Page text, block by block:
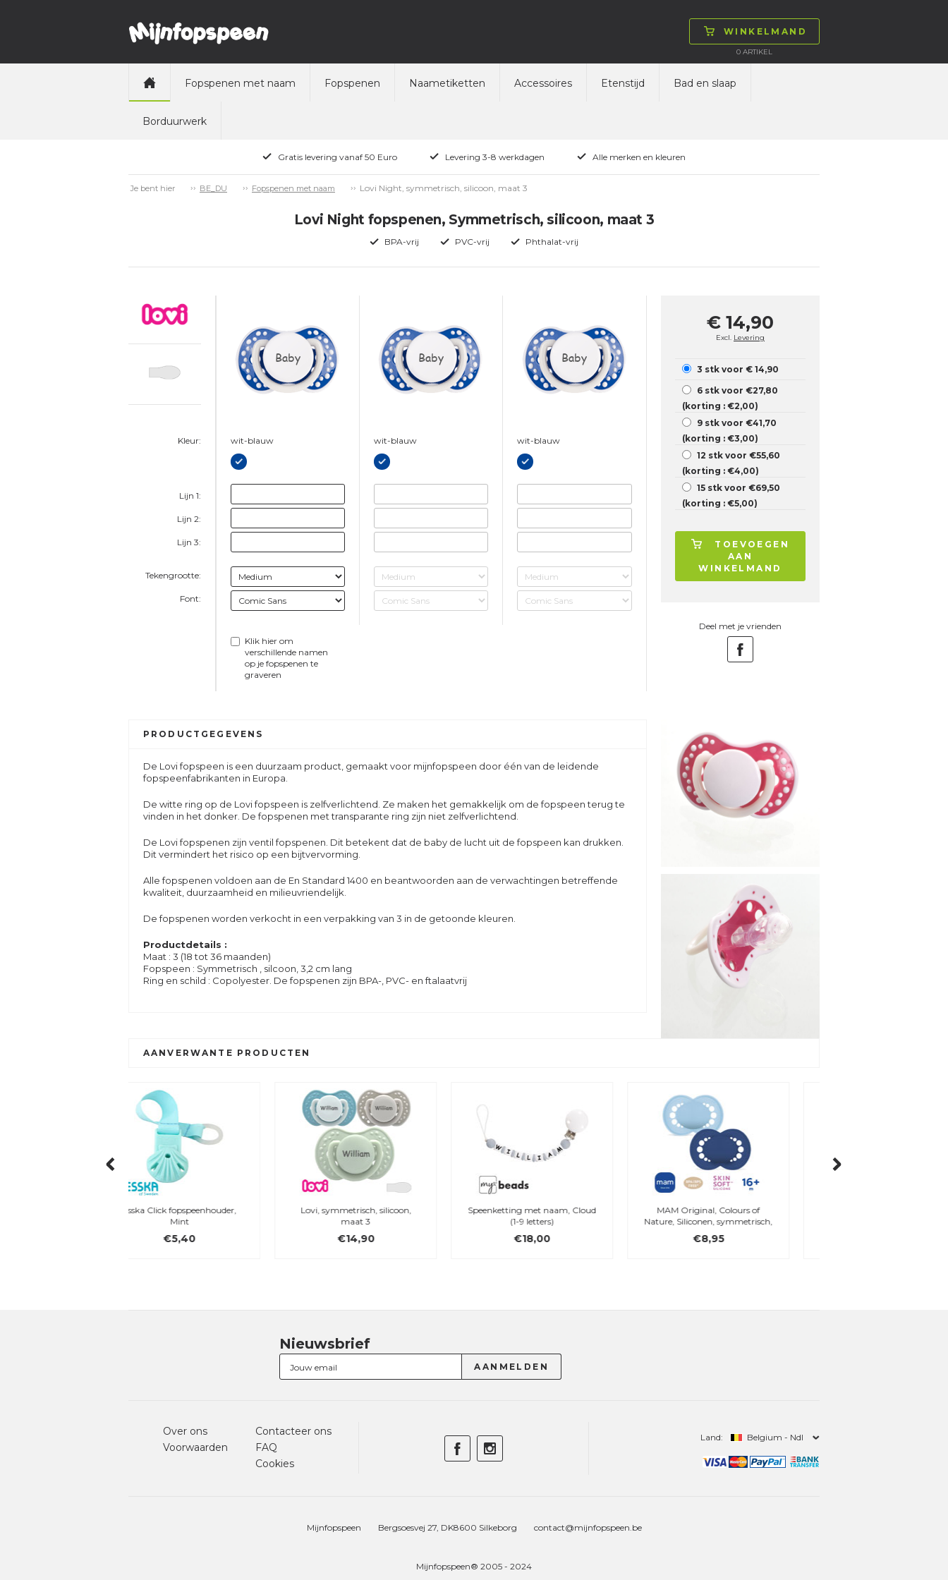
WINKELMAND
0 ARTIKEL
Fopspenen met naam Fopspenen Naametiketten Accessoires Etenstijd Bad en slaap
Borduurwerk
Gratis levering vanaf 50 Euro Levering 3-8 werkdagen Alle merken en kleuren
Je bent hier BE_DU Fopspenen met naam Lovi Night, symmetrisch, silicoon, maat 3
Lovi Night fopspenen, Symmetrisch, silicoon, maat 3
BPA-vrij PVC-vrij Phthalat-vrij
Kleur:
Lijn 1:
Lijn 2:
Lijn 3:
Tekengrootte:
Font:
Baby
wit-blauw
Klik hier om
verschillende namen
op je fopspenen te
graveren
Baby
wit-blauw
Baby
wit-blauw
€ 14,90
Excl. Levering
3 stk voor € 14,90
6 stk voor €27,80
(korting : €2,00)
9 stk voor €41,70
(korting : €3,00)
12 stk voor €55,60
(korting : €4,00)
15 stk voor €69,50
(korting : €5,00)
TOEVOEGEN
AAN
WINKELMAND
Deel met je vrienden
PRODUCTGEGEVENS
De Lovi fopspeen is een duurzaam product, gemaakt voor mijnfopspeen door één van de leidende
fopspeenfabrikanten in Europa.
De witte ring op de Lovi fopspeen is zelfverlichtend. Ze maken het gemakkelijk om de fopspeen terug te
vinden in het donker. De fopspenen met transparante ring zijn niet zelfverlichtend.
De Lovi fopspenen zijn ventil fopspenen. Dit betekent dat de baby de lucht uit de fopspeen kan drukken.
Dit vermindert het risico op een bijtvervorming.
Alle fopspenen voldoen aan de En Standard 1400 en beantwoorden aan de verwachtingen betreffende
kwaliteit, duurzaamheid en milieuvriendelijk.
De fopspenen worden verkocht in een verpakking van 3 in de getoonde kleuren.
Productdetails :
Maat : 3 (18 tot 36 maanden)
Fopspeen : Symmetrisch , silcoon, 3,2 cm lang
Ring en schild : Copolyester. De fopspenen zijn BPA-, PVC- en ftalaatvrij
AANVERWANTE PRODUCTEN
Lovi, symmetrisch, silicoon,
€14,90
Speenketting met naam, Cloud
(1-9 letters)
€18,00
MAM Original, Colours of
Nature, Siliconen, symmetrisch,
€8,95
My Teddy, My Elephant met
borduursel
€29,95
Nieuwsbrief
Over ons
Voorwaarden
Contacteer ons
FAQ
Cookies
Land: Belgium - Ndl
Mijnfopspeen Bergsoesvej 27, DK8600 Silkeborg contact@mijnfopspeen.be
Mijnfopspeen® 2005 - 2024